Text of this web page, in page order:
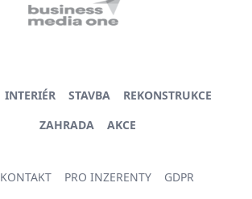
INTERIÉR STAVBA
REKONSTRUKCE
ZAHRADA
AKCE
KONTAKT PRO INZERENTY GDPR